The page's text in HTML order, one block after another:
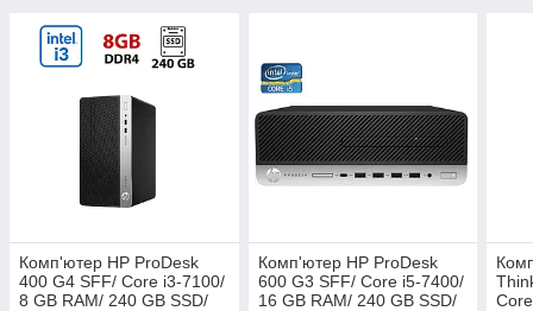
Комп'ютер HP ProDesk
400 G4 SFF/ Core i3-7100/
8 GB RAM/ 240 GB SSD/
Комп'ютер HP ProDesk
600 G3 SFF/ Core i5-7400/
16 GB RAM/ 240 GB SSD/